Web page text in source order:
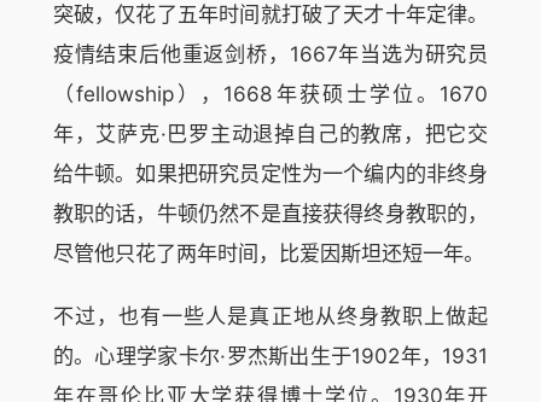
突破，仅花了五年时间就打破了天才十年定律。
疫情结束后他重返剑桥，1667年当选为研究员
（fellowship），1668年获硕士学位。1670
年，艾萨克·巴罗主动退掉自己的教席，把它交
给牛顿。如果把研究员定性为一个编内的非终身
教职的话，牛顿仍然不是直接获得终身教职的，
尽管他只花了两年时间，比爱因斯坦还短一年。
不过，也有一些人是真正地从终身教职上做起
的。心理学家卡尔·罗杰斯出生于1902年，1931
年在哥伦比亚大学获得博士学位。1930年开